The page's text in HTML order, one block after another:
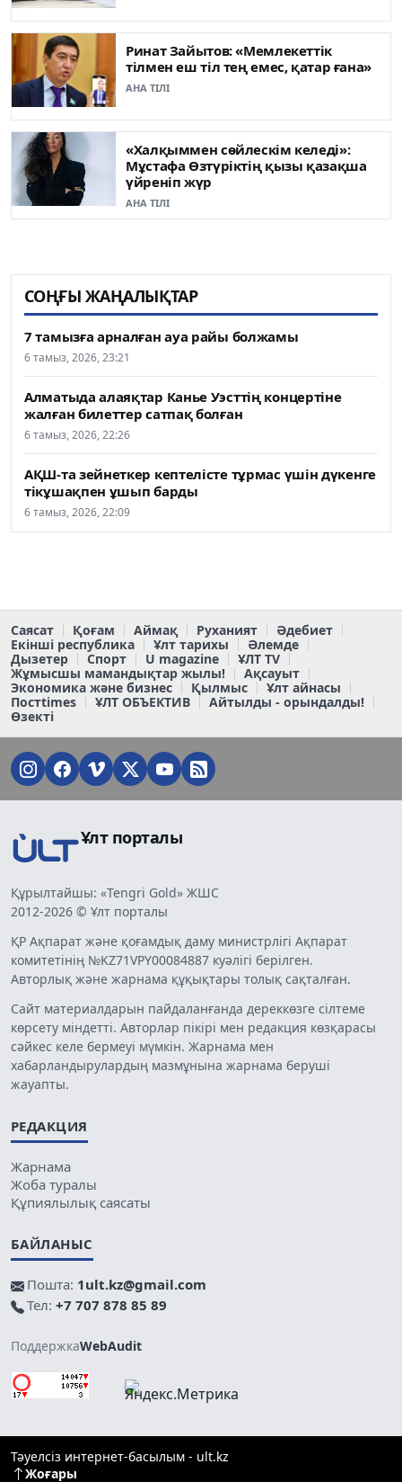
Ринат Зайытов: «Мемлекеттік
тілмен еш тіл тең емес, қатар ғана»
АНА ТІЛІ
«Халқыммен сөйлескім келеді»:
Мұстафа Өзтүріктің қызы қазақша
үйреніп жүр
АНА ТІЛІ
СОҢҒЫ ЖАҢАЛЫҚТАР
7 тамызға арналған ауа райы болжамы
6 тамыз, 2026, 23:21
Алматыда алаяқтар Канье Уэсттің концертіне
жалған билеттер сатпақ болған
6 тамыз, 2026, 22:26
АҚШ-та зейнеткер кептелісте тұрмас үшін дүкенге
тікұшақпен ұшып барды
6 тамыз, 2026, 22:09
Саясат Қоғам Аймақ Руханият
Әдебиет
Екінші республика
Ұлт тарихы
Әлемде
Дызетер
Спорт U magazine
ҰЛТ TV
Жұмысшы мамандықтар жылы!
Ақсауыт
Экономика және бизнес
Қылмыс
Ұлт айнасы
Постtimes
ҰЛТ ОБЪЕКТИВ
Айтылды - орындалды!
Өзекті
Ұлт порталы
Құрылтайшы: «Tengri Gold» ЖШС
2012-2026 © Ұлт порталы
ҚР Ақпарат және қоғамдық даму министрлігі Ақпарат
комитетінің №KZ71VPY00084887 куәлігі берілген.
Авторлық және жарнама құқықтары толық сақталған.
Сайт материалдарын пайдаланғанда дереккөзге сілтеме
көрсету міндетті. Авторлар пікірі мен редакция көзқарасы
сәйкес келе бермеуі мүмкін. Жарнама мен
хабарландырулардың мазмұнына жарнама беруші
жауапты.
РЕДАКЦИЯ
Жарнама
Жоба туралы
Құпиялылық саясаты
БАЙЛАНЫС
Пошта: 1ult.kz@gmail.com
Тел: +7 707 878 85 89
ПоддержкаWebAudit
Тәуелсіз интернет-басылым - ult.kz
Жоғары